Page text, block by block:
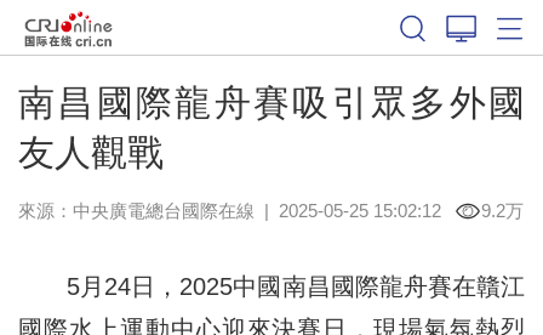
南昌國際龍舟賽吸引眾多外國
友人觀戰
來源：中央廣電總台國際在線 | 2025-05-25 15:02:12 9.2万
5月24日，2025中國南昌國際龍舟賽在贛江
國際水上運動中心迎來決賽日，現場氣氛熱烈